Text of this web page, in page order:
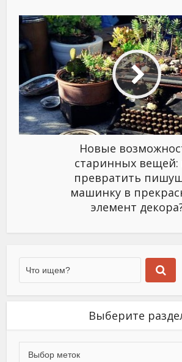
Новые
старинных вещей:
превратить
машинку в
элемент
Выберите